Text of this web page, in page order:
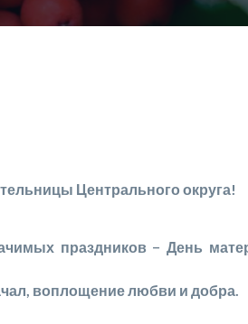
Центрального округа!
праздников − День
воплощение любви и добра.